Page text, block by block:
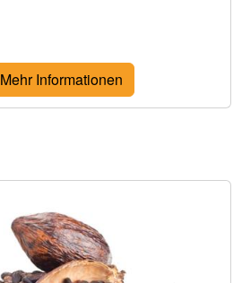
Mehr Informationen